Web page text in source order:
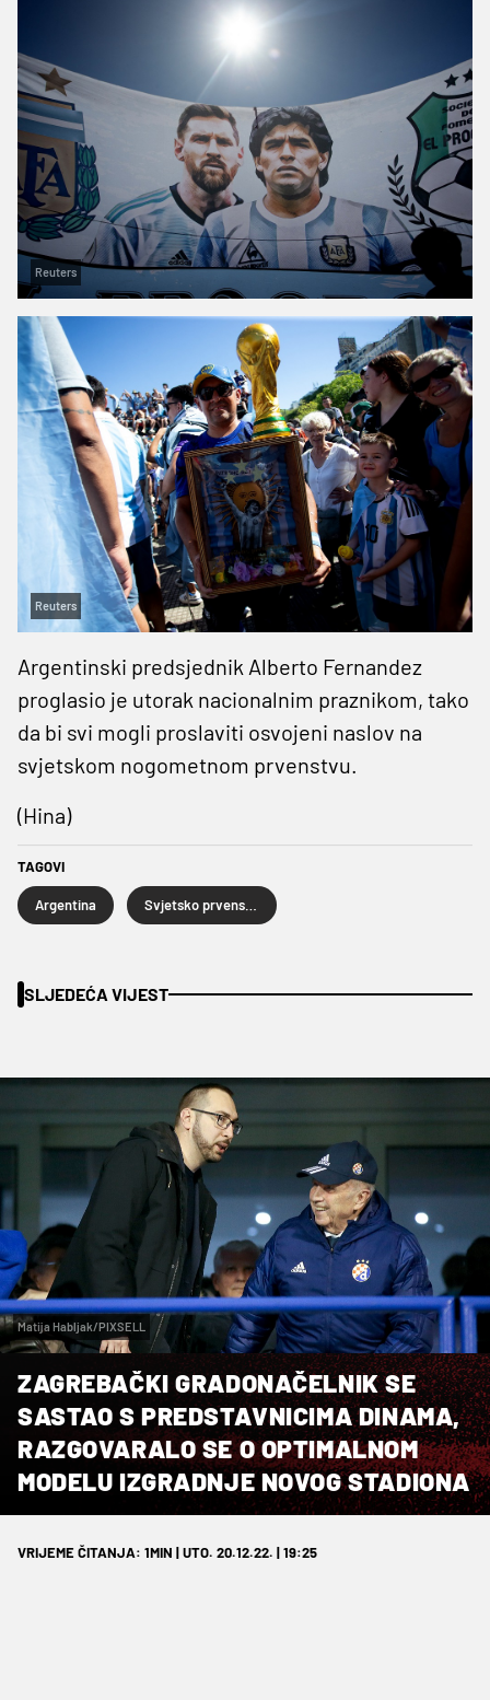
Reuters
Reuters
Argentinski predsjednik Alberto Fernandez
proglasio je utorak nacionalnim praznikom, tako
da bi svi mogli proslaviti osvojeni naslov na
svjetskom nogometnom prvenstvu.
(Hina)
TAGOVI
Argentina
SLJEDEĆA VIJEST
Matija Habljak/PIXSELL
ZAGREBAČKI GRADONAČELNIK SE
SASTAO S PREDSTAVNICIMA DINAMA,
RAZGOVARALO SE O OPTIMALNOM
MODELU IZGRADNJE NOVOG STADIONA
VRIJEME ČITANJA: 1MIN | UTO. 20.12.22. | 19:25